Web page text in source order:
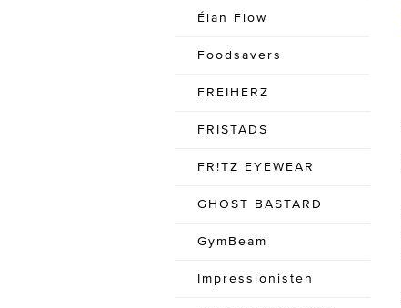
Élan Flow
Foodsavers
FREIHERZ
FRISTADS
FR!TZ EYEWEAR
GHOST BASTARD
GymBeam
Impressionisten